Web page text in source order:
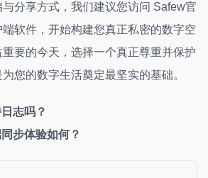
分享方式，我们建议您访问 Safew官
软件，开始构建您真正私密的数字空
要的今天，选择一个真正尊重并保护
您的数字生活奠定最坚实的基础。
志吗？
步体验如何？